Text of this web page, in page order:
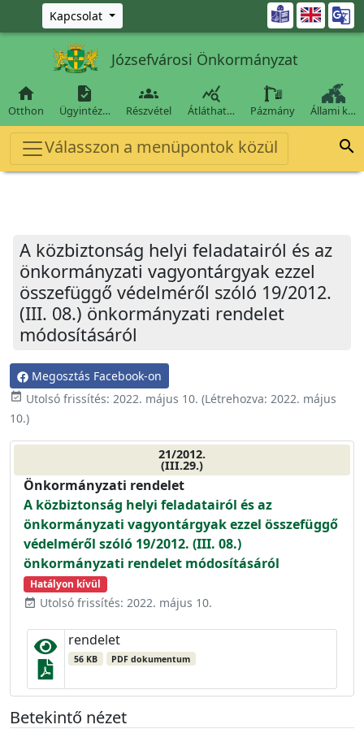
Ugrás a fő tartalomra
Kapcsolat 
Józsefvárosi Önkormányzat

Otthon

Ügyintéz…

Részvétel

Átláthat… Pázmány Állami k…
Válasszon a menüpontok közül 
A közbiztonság helyi feladatairól és az
önkormányzati vagyontárgyak ezzel
összefüggő védelméről szóló 19/2012.
(III. 08.) önkormányzati rendelet
módosításáról
Megosztás Facebook-on
event_available Utolsó frissítés: 2022. május 10. (Létrehozva: 2022. május
10.)
21/2012.
(III.29.)
Önkormányzati rendelet
A közbiztonság helyi feladatairól és az
önkormányzati vagyontárgyak ezzel összefüggő
védelméről szóló 19/2012. (III. 08.)
önkormányzati rendelet módosításáról
Hatályon kívül
event_available Utolsó frissítés: 2022. május 10.
rendelet
56 KB PDF dokumentum
Betekintő nézet